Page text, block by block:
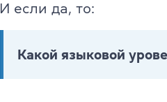
И если да, то:
Какой языковой